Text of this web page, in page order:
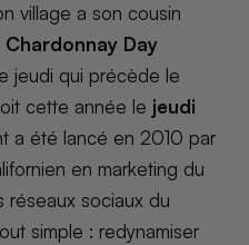
village a son cousin
Chardonnay Day
jeudi qui précède le
cette année le jeudi
a été lancé en 2010 par
en marketing du
réseaux sociaux du
simple : redynamiser